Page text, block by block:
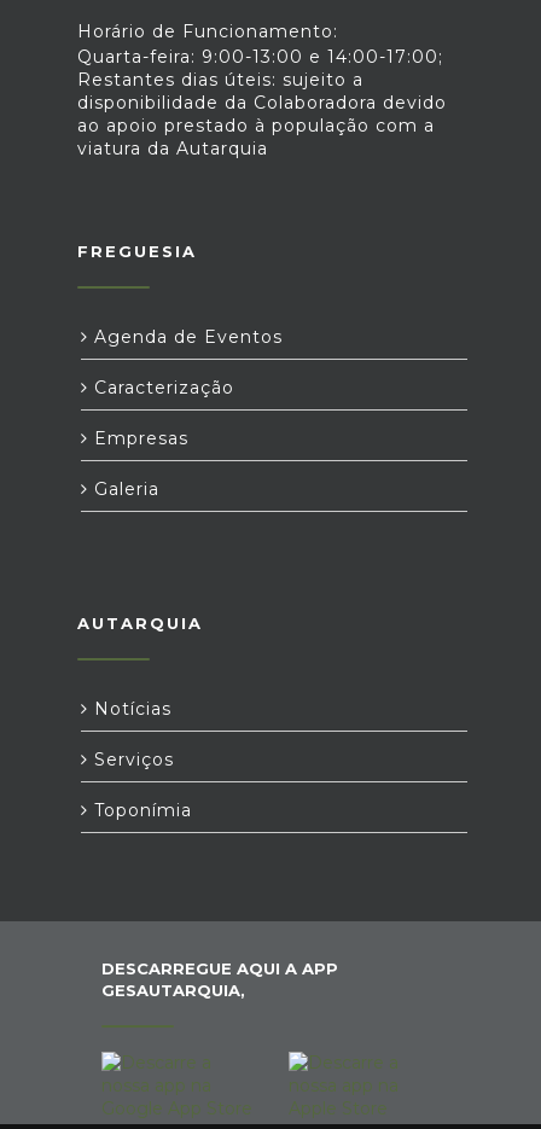
Horário de Funcionamento:
Quarta-feira: 9:00-13:00 e 14:00-17:00;
Restantes dias úteis: sujeito a
disponibilidade da Colaboradora devido
ao apoio prestado à população com a
viatura da Autarquia
FREGUESIA
Agenda de Eventos
Caracterização
Empresas
Galeria
AUTARQUIA
Notícias
Serviços
Toponímia
DESCARREGUE AQUI A APP
GESAUTARQUIA,